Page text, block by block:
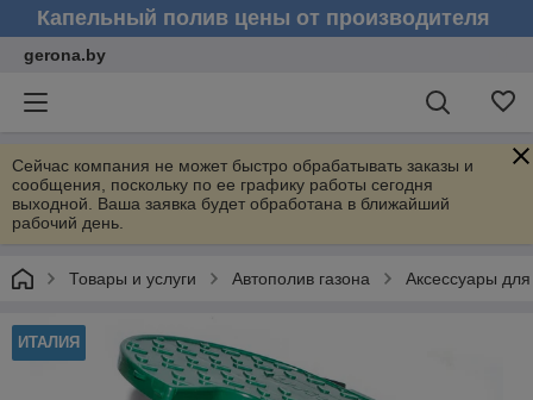
Капельный полив цены от производителя
gerona.by
Сейчас компания не может быстро обрабатывать заказы и
сообщения, поскольку по ее графику работы сегодня
выходной. Ваша заявка будет обработана в ближайший
рабочий день.
Товары и услуги Автополив газона Аксессуары
ИТАЛИЯ